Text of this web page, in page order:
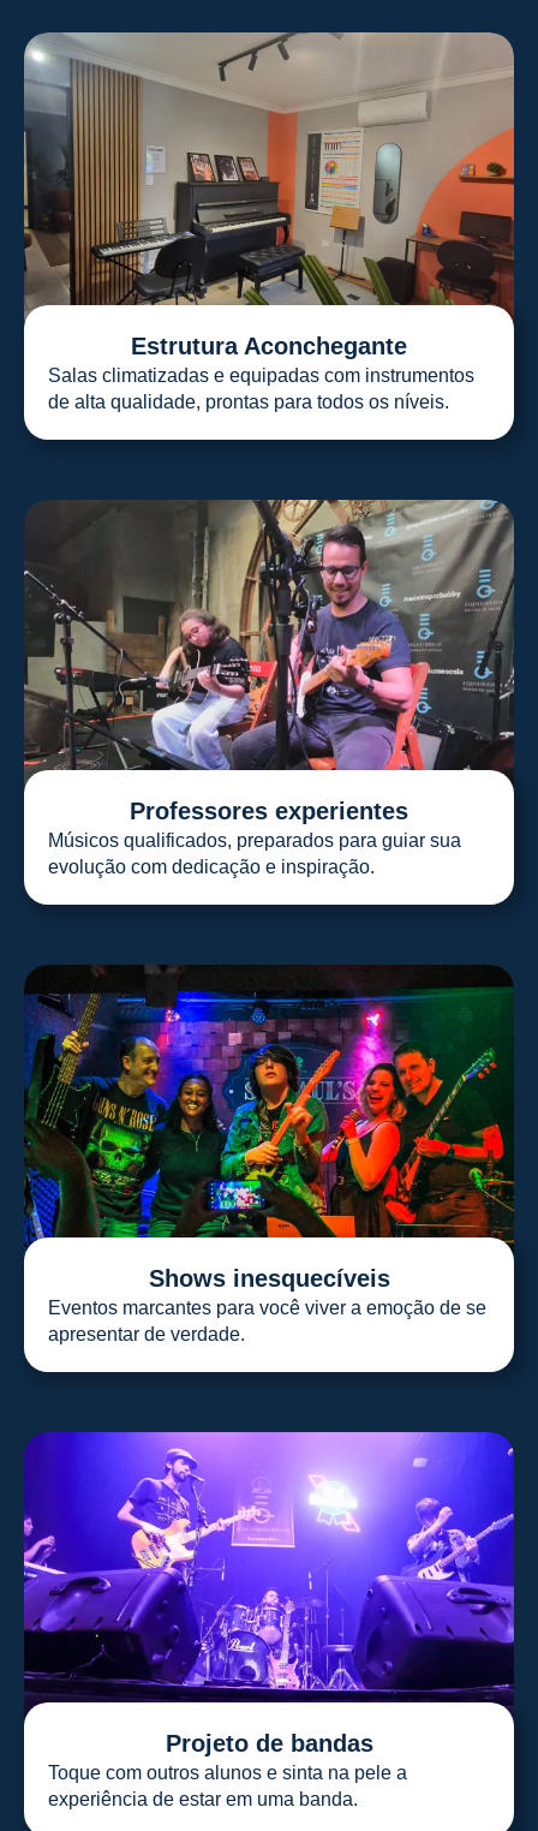
Estrutura Aconchegante
Salas climatizadas e equipadas com instrumentos
de alta qualidade, prontas para todos os níveis.
Professores experientes
Músicos qualificados, preparados para guiar sua
evolução com dedicação e inspiração.
Shows inesquecíveis
Eventos marcantes para você viver a emoção de se
apresentar de verdade.
Projeto de bandas
Toque com outros alunos e sinta na pele a
experiência de estar em uma banda.